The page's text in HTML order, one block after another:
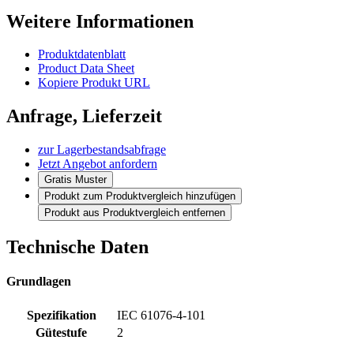
Weitere Informationen
Produktdatenblatt
Product Data Sheet
Kopiere Produkt URL
Anfrage, Lieferzeit
zur Lagerbestandsabfrage
Jetzt Angebot anfordern
Gratis Muster
Produkt zum Produktvergleich hinzufügen
Produkt aus Produktvergleich entfernen
Technische Daten
Grundlagen
Spezifikation
IEC 61076-4-101
Gütestufe
2